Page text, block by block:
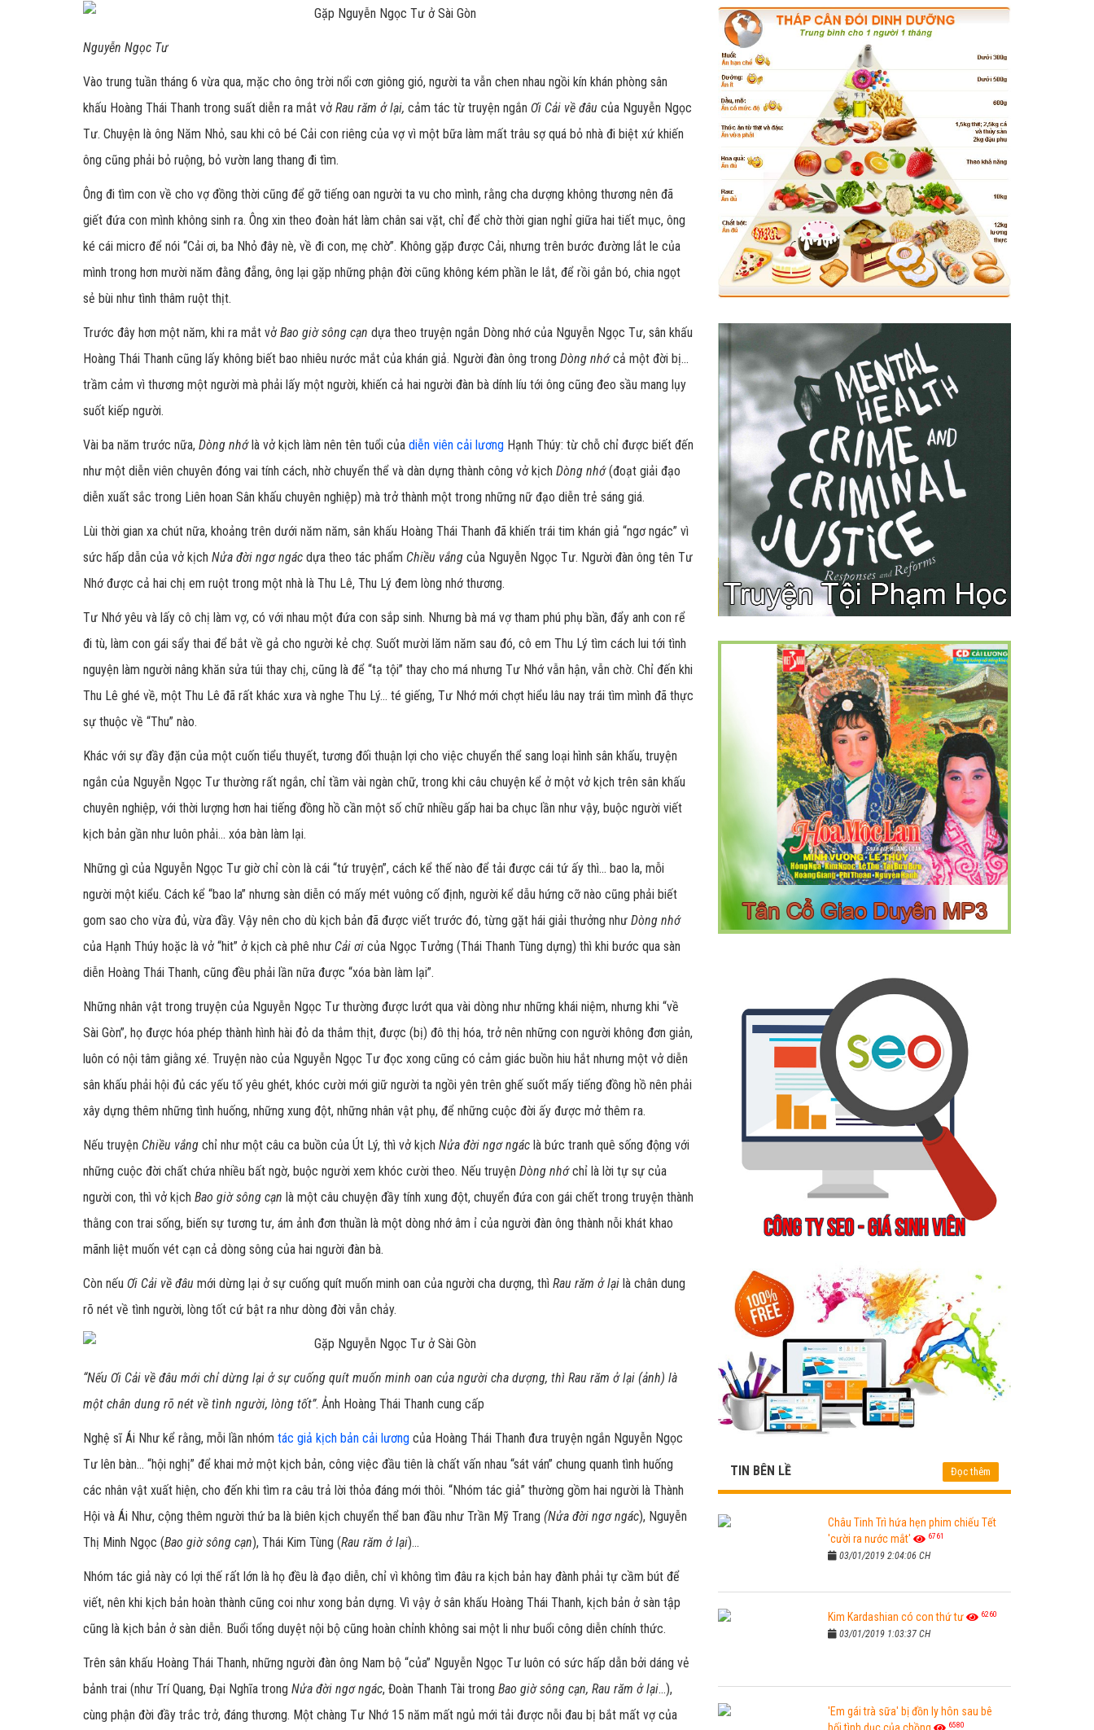
Nguyễn Ngọc Tư
Vào trung tuần tháng 6 vừa qua, mặc cho ông trời nổi cơn giông gió, người ta vẫn chen nhau ngồi kín khán phòng sân
khấu Hoàng Thái Thanh trong suất diễn ra mắt vở Rau răm ở lại, cảm tác từ truyện ngắn Ơi Cải về đâu của Nguyễn Ngọc
Tư. Chuyện là ông Năm Nhỏ, sau khi cô bé Cải con riêng của vợ vì một bữa làm mất trâu sợ quá bỏ nhà đi biệt xứ khiến
ông cũng phải bỏ ruộng, bỏ vườn lang thang đi tìm.
Ông đi tìm con về cho vợ đồng thời cũng để gỡ tiếng oan người ta vu cho mình, rằng cha dượng không thương nên đã
giết đứa con mình không sinh ra. Ông xin theo đoàn hát làm chân sai vặt, chỉ để chờ thời gian nghỉ giữa hai tiết mục, ông
ké cái micro để nói “Cải ơi, ba Nhỏ đây nè, về đi con, mẹ chờ”. Không gặp được Cải, nhưng trên bước đường lắt le của
mình trong hơn mười năm đằng đẵng, ông lại gặp những phận đời cũng không kém phần le lắt, để rồi gắn bó, chia ngọt
sẻ bùi như tình thâm ruột thịt.
Trước đây hơn một năm, khi ra mắt vở Bao giờ sông cạn dựa theo truyện ngắn Dòng nhớ của Nguyễn Ngọc Tư, sân khấu
Hoàng Thái Thanh cũng lấy không biết bao nhiêu nước mắt của khán giả. Người đàn ông trong Dòng nhớcả một đời bị...
trầm cảm vì thương một người mà phải lấy một người, khiến cả hai người đàn bà dính líu tới ông cũng đeo sầu mang lụy
suốt kiếp người.
Vài ba năm trước nữa, Dòng nhớlà vở kịch làm nên tên tuổi của diễn viên cải lương Hạnh Thúy: từ chỗ chỉ được biết đến
như một diễn viên chuyên đóng vai tính cách, nhờ chuyển thể và dàn dựng thành công vở kịch Dòng nhớ(đoạt giải đạo
diễn xuất sắc trong Liên hoan Sân khấu chuyên nghiệp) mà trở thành một trong những nữ đạo diễn trẻ sáng giá.
Lùi thời gian xa chút nữa, khoảng trên dưới năm năm, sân khấu Hoàng Thái Thanh đã khiến trái tim khán giả “ngơ ngác” vì
sức hấp dẫn của vở kịch Nửa đời ngơ ngác dựa theo tác phẩm Chiều vắng của Nguyễn Ngọc Tư. Người đàn ông tên Tư
Nhớ được cả hai chị em ruột trong một nhà là Thu Lê, Thu Lý đem lòng nhớ thương.
Tư Nhớ yêu và lấy cô chị làm vợ, có với nhau một đứa con sắp sinh. Nhưng bà má vợ tham phú phụ bần, đẩy anh con rể
đi tù, làm con gái sẩy thai để bắt về gả cho người kẻ chợ. Suốt mười lăm năm sau đó, cô em Thu Lý tìm cách lui tới tình
nguyện làm người nâng khăn sửa túi thay chị, cũng là để “tạ tội” thay cho má nhưng Tư Nhớ vẫn hận, vẫn chờ. Chỉ đến khi
Thu Lê ghé về, một Thu Lê đã rất khác xưa và nghe Thu Lý... té giếng, Tư Nhớ mới chợt hiểu lâu nay trái tìm mình đã thực
sự thuộc về “Thu” nào.
Khác với sự đầy đặn của một cuốn tiểu thuyết, tương đối thuận lợi cho việc chuyển thể sang loại hình sân khấu, truyện
ngắn của Nguyễn Ngọc Tư thường rất ngắn, chỉ tầm vài ngàn chữ, trong khi câu chuyện kể ở một vở kịch trên sân khấu
chuyên nghiệp, với thời lượng hơn hai tiếng đồng hồ cần một số chữ nhiều gấp hai ba chục lần như vậy, buộc người viết
kịch bản gần như luôn phải... xóa bàn làm lại.
Những gì của Nguyễn Ngọc Tư giờ chỉ còn là cái “tứ truyện”, cách kể thế nào để tải được cái tứ ấy thì... bao la, mỗi
người một kiểu. Cách kể “bao la” nhưng sàn diễn có mấy mét vuông cố định, người kể dẫu hứng cỡ nào cũng phải biết
gom sao cho vừa đủ, vừa đầy. Vậy nên cho dù kịch bản đã được viết trước đó, từng gặt hái giải thưởng như Dòng nhớ
của Hạnh Thúy hoặc là vở “hit” ở kịch cà phê như Cải ơi của Ngọc Tưởng (Thái Thanh Tùng dựng) thì khi bước qua sàn
diễn Hoàng Thái Thanh, cũng đều phải lần nữa được “xóa bàn làm lại”.
Những nhân vật trong truyện của Nguyễn Ngọc Tư thường được lướt qua vài dòng như những khái niệm, nhưng khi “về
Sài Gòn”, họ được hóa phép thành hình hài đỏ da thắm thịt, được (bị) đô thị hóa, trở nên những con người không đơn giản,
luôn có nội tâm giằng xé. Truyện nào của Nguyễn Ngọc Tư đọc xong cũng có cảm giác buồn hiu hắt nhưng một vở diễn
sân khấu phải hội đủ các yếu tố yêu ghét, khóc cười mới giữ người ta ngồi yên trên ghế suốt mấy tiếng đồng hồ nên phải
xây dựng thêm những tình huống, những xung đột, những nhân vật phụ, để những cuộc đời ấy được mở thêm ra.
Nếu truyện Chiều vắng chỉ như một câu ca buồn của Út Lý, thì vở kịch Nửa đời ngơ ngác là bức tranh quê sống động với
những cuộc đời chất chứa nhiều bất ngờ, buộc người xem khóc cười theo. Nếu truyện Dòng nhớchỉ là lời tự sự của
người con, thì vở kịch Bao giờ sông cạn là một câu chuyện đầy tính xung đột, chuyển đứa con gái chết trong truyện thành
thằng con trai sống, biến sự tương tư, ám ảnh đơn thuần là một dòng nhớ âm ỉ của người đàn ông thành nỗi khát khao
mãnh liệt muốn vét cạn cả dòng sông của hai người đàn bà.
Còn nếu Ơi Cải về đâu mới dừng lại ở sự cuống quít muốn minh oan của người cha dượng, thì Rau răm ở lại là chân dung
rõ nét về tình người, lòng tốt cứ bật ra như dòng đời vẫn chảy.
“Nếu Ơi Cải về đâu mới chỉ dừng lại ở sự cuống quít muốn minh oan của người cha dượng, thì Rau răm ở lại (ảnh) là
một chân dung rõ nét về tình người, lòng tốt”. Ảnh Hoàng Thái Thanh cung cấp
Nghệ sĩ Ái Như kể rằng, mỗi lần nhóm tác giả kịch bản cải lương của Hoàng Thái Thanh đưa truyện ngắn Nguyễn Ngọc
Tư lên bàn... “hội nghị” để khai mở một kịch bản, công việc đầu tiên là chất vấn nhau “sát ván” chung quanh tình huống
các nhân vật xuất hiện, cho đến khi tìm ra câu trả lời thỏa đáng mới thôi. “Nhóm tác giả” thường gồm hai người là Thành
Hội và Ái Như, cộng thêm người thứ ba là biên kịch chuyển thể ban đầu như Trần Mỹ Trang (Nửa đời ngơ ngác), Nguyễn
Thị Minh Ngọc (Bao giờ sông cạn), Thái Kim Tùng (Rau răm ở lại)...
Nhóm tác giả này có lợi thế rất lớn là họ đều là đạo diễn, chỉ vì không tìm đâu ra kịch bản hay đành phải tự cầm bút để
viết, nên khi kịch bản hoàn thành cũng coi như xong bản dựng. Vì vậy ở sân khấu Hoàng Thái Thanh, kịch bản ở sàn tập
cũng là kịch bản ở sàn diễn. Buổi tổng duyệt nội bộ cũng hoàn chỉnh không sai một li như buổi công diễn chính thức.
Trên sân khấu Hoàng Thái Thanh, những người đàn ông Nam bộ “của” Nguyễn Ngọc Tư luôn có sức hấp dẫn bởi dáng vẻ
bảnh trai (như Trí Quang, Đại Nghĩa trong Nửa đời ngơ ngác, Đoàn Thanh Tài trong Bao giờ sông cạn, Rau răm ở lại...),
cùng phận đời đầy trắc trở, đáng thương. Một chàng Tư Nhớ 15 năm mất ngủ mới tải được nỗi đau bị bắt mất vợ của
TIN BÊN LỀ Đọc thêm
Châu Tinh Trì hứa hẹn phim chiếu Tết
'cười ra nước mắt'
6761
03/01/2019 2:04:06 CH
Kim Kardashian có con thứ tư 6260
03/01/2019 1:03:37 CH
'Em gái trà sữa' bị đồn ly hôn sau bê
6580
Powered by netcore.vn